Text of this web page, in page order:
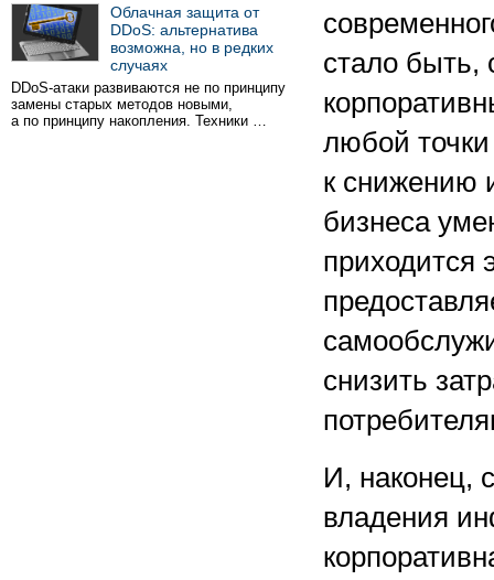
Облачная защита от
DDoS: альтернатива
возможна, но в редких
случаях
DDoS-атаки развиваются не по принципу
замены старых методов новыми,
а по принципу накопления. Техники …
стало быть,
любой
к снижению
бизнеса
приходится
снизить
И, наконец,
владения